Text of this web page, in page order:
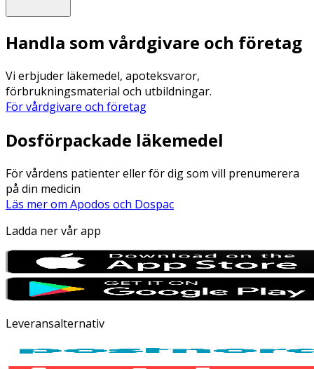
Handla som vårdgivare och företag
Vi erbjuder läkemedel, apoteksvaror,
förbrukningsmaterial och utbildningar.
För vårdgivare och företag
Dosförpackade läkemedel
För vårdens patienter eller för dig som vill prenumerera
på din medicin
Läs mer om Apodos och Dospac
Ladda ner vår app
Leveransalternativ